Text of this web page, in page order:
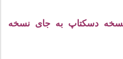
دسکتاپ به جای نسخه